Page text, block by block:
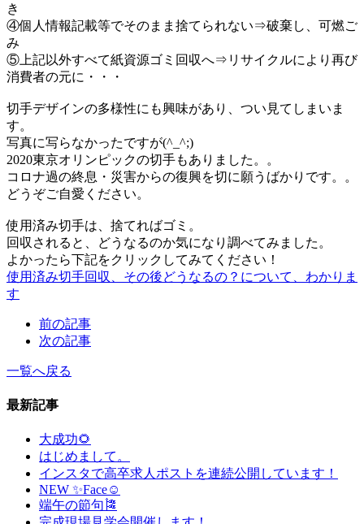
き
④個人情報記載等でそのまま捨てられない⇒破棄し、可燃ご
み
⑤上記以外すべて紙資源ゴミ回収へ⇒リサイクルにより再び
消費者の元に・・・
切手デザインの多様性にも興味があり、つい見てしまいま
す。
写真に写らなかったですが(^_^;)
2020東京オリンピックの切手もありました。。
コロナ過の終息・災害からの復興を切に願うばかりです。。
どうぞご自愛ください。
使用済み切手は、捨てればゴミ。
回収されると、どうなるのか気になり調べてみました。
よかったら下記をクリックしてみてください！
使用済み切手回収、その後どうなるの？について、わかりま
す
前の記事
次の記事
一覧へ戻る
最新記事
大成功🌻
はじめまして。
インスタで高卒求人ポストを連続公開しています！
NEW ✨Face☺
端午の節句🎏